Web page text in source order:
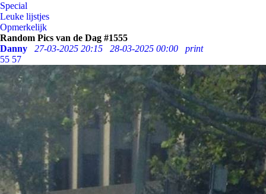
Special
Leuke lijstjes
Opmerkelijk
Random Pics van de Dag #1555
Danny
27-03-2025 20:15 28-03-2025 00:00
print
55 57